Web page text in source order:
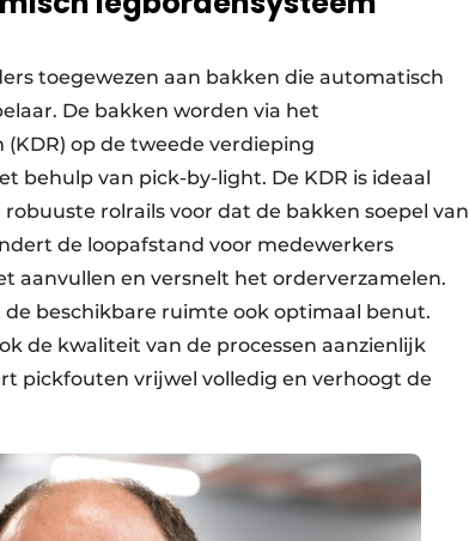
toegewezen aan bakken die automatisch
De bakken worden via het
op de tweede verdieping
behulp van pick-by-light. De KDR is ideaal
rolrails voor dat de bakken soepel van
de loopafstand voor medewerkers
aanvullen en versnelt het orderverzamelen.
beschikbare ruimte ook optimaal benut.
de kwaliteit van de processen aanzienlijk
pickfouten vrijwel volledig en verhoogt de